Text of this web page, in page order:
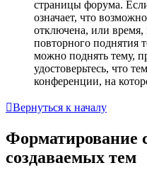
страницы форума.
означает, что
отключена, или
повторного поднятия
можно поднять тему,
удостоверьтесь, что
конференции, на
Вернуться к началу
Форматирование
создаваемых тем